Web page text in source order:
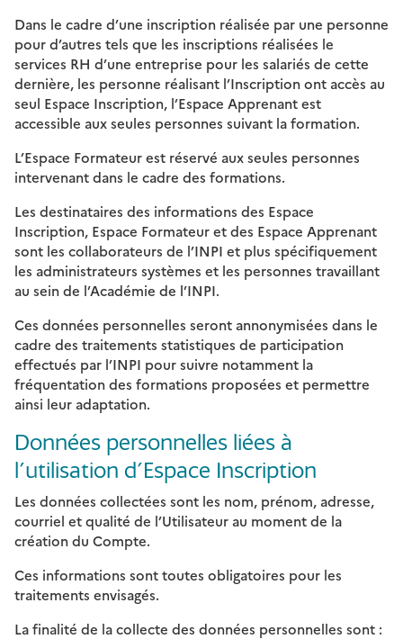
Dans le cadre d’une inscription réalisée par une personne
pour d’autres tels que les inscriptions réalisées le
services RH d’une entreprise pour les salariés de cette
dernière, les personne réalisant l’Inscription ont accès au
seul Espace Inscription, l’Espace Apprenant est
accessible aux seules personnes suivant la formation.
L’Espace Formateur est réservé aux seules personnes
intervenant dans le cadre des formations.
Les destinataires des informations des Espace
Inscription, Espace Formateur et des Espace Apprenant
sont les collaborateurs de l’INPI et plus spécifiquement
les administrateurs systèmes et les personnes travaillant
au sein de l’Académie de l’INPI.
Ces données personnelles seront annonymisées dans le
cadre des traitements statistiques de participation
effectués par l’INPI pour suivre notamment la
fréquentation des formations proposées et permettre
ainsi leur adaptation.
Données personnelles liées à
l’utilisation d’Espace Inscription
Les données collectées sont les nom, prénom, adresse,
courriel et qualité de l’Utilisateur au moment de la
création du Compte.
Ces informations sont toutes obligatoires pour les
traitements envisagés.
La finalité de la collecte des données personnelles sont :